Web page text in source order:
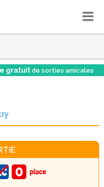
gratuit de sorties amicales